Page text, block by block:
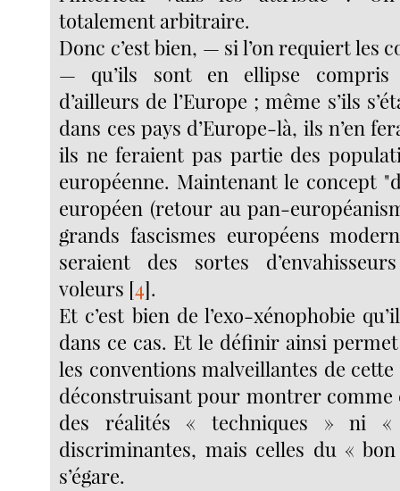
totalement arbitraire.
Donc c’est bien, — si l’on requiert les
— qu’ils sont en ellipse compris
d’ailleurs de l’Europe ; même s’ils
dans ces pays d’Europe-là, ils n’en
ils ne feraient pas partie des
européenne. Maintenant le concept
européen (retour au pan-
grands fascismes européens
seraient des sortes
voleurs [4].
Et c’est bien de l’exo-xénophobie
dans ce cas. Et le définir ainsi
les conventions malveillantes de
déconstruisant pour montrer comme
des réalités « techniques » ni «
discriminantes, mais celles du «
s’égare.